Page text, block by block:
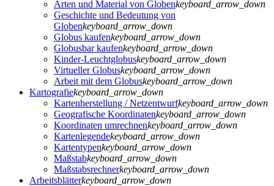
Arten und Material von Globenkeyboard_arrow_down
Geschichte und Bedeutung von
Globenkeyboard_arrow_down
Globus kaufenkeyboard_arrow_down
Globusbar kaufenkeyboard_arrow_down
Kinder-Leuchtglobuskeyboard_arrow_down
Virtueller Globuskeyboard_arrow_down
Arbeit mit dem Globuskeyboard_arrow_down
Kartografiekeyboard_arrow_down
Kartenherstellung / Netzentwurfkeyboard_arrow_down
Geografische Koordinatenkeyboard_arrow_down
Koordinaten umrechnenkeyboard_arrow_down
Kartenlegendekeyboard_arrow_down
Kartentypenkeyboard_arrow_down
Maßstabkeyboard_arrow_down
Maßstabsrechnerkeyboard_arrow_down
Arbeitsblätterkeyboard_arrow_down